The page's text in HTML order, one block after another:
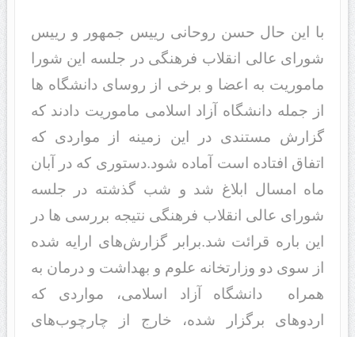
با این حال حسن روحانی رییس جمهور و رییس
شورای عالی انقلاب فرهنگی در جلسه این شورا
ماموریت به اعضا و برخی از روسای دانشگاه ها
از جمله دانشگاه آزاد اسلامی ماموریت دادند که
گزارش مستندی در این زمینه از مواردی که
اتفاق افتاده است آماده شود. دستوری که در آبان
ماه امسال ابلاغ شد و شب گذشته در جلسه
شورای عالی انقلاب فرهنگی نتیجه بررسی ها در
این باره قرائت شد. برابر گزارش‌های ارایه شده
از سوی دو وزارتخانه علوم و بهداشت و درمان به
همراه ‌ دانشگاه آزاد اسلامی، مواردی که
اردوهای برگزار شده، خارج از چارچوب‌های